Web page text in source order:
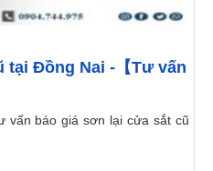
Đồng Nai -【Tư vấn
vấn báo giá sơn lại cửa sắt cũ